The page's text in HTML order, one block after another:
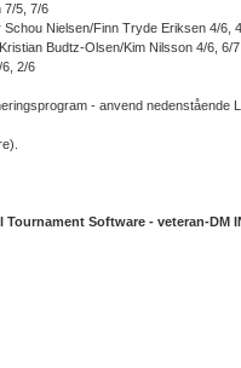
7/5, 7/6
Nielsen/Finn Tryde Eriksen 4/6,
Budtz-Olsen/Kim Nilsson 4/6, 6/7
2/6
- anvend nedenstående
Tournament Software - veteran-DM